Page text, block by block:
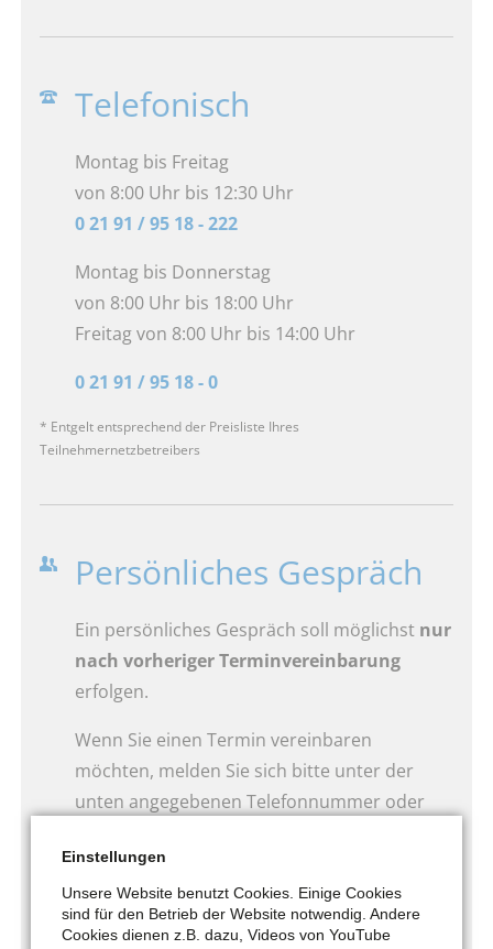
Telefonisch
Montag bis Freitag
von 8:00 Uhr bis 12:30 Uhr
0 21 91 / 95 18 - 222
Montag bis Donnerstag
von 8:00 Uhr bis 18:00 Uhr
Freitag von 8:00 Uhr bis 14:00 Uhr
0 21 91 / 95 18 - 0
* Entgelt entsprechend der Preisliste Ihres
Teilnehmernetzbetreibers
Persönliches Gespräch
Ein persönliches Gespräch soll möglichst nur
nach vorheriger Terminvereinbarung
erfolgen.
Wenn Sie einen Termin vereinbaren
möchten, melden Sie sich bitte unter der
unten angegebenen Telefonnummer oder
von 8:00 Uhr bis 12:30 Uhr
0 21 91 / 95 18 - 222
Einstellungen
Unsere Website benutzt Cookies. Einige Cookies
sind für den Betrieb der Website notwendig. Andere
Cookies dienen z.B. dazu, Videos von YouTube